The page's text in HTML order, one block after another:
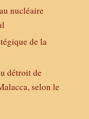
nucléaire
de la
détroit de
selon le